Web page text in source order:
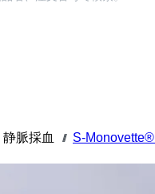
静脈採血 /// S-